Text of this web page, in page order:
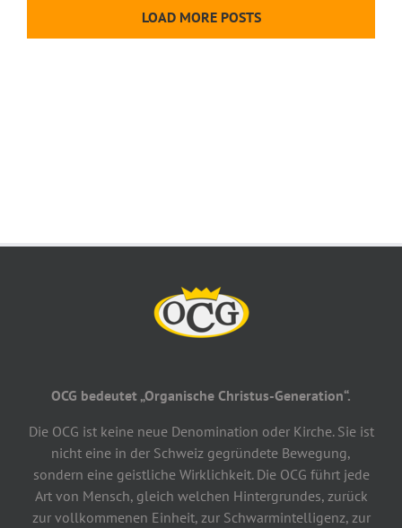
LOAD MORE POSTS
OCG bedeutet „Organische Christus-Generation“.
Die OCG ist keine neue Denomination oder Kirche. Sie ist
nicht eine in der Schweiz gegründete Bewegung,
sondern eine geistliche Wirklichkeit. Die OCG führt jede
Art von Mensch, gleich welchen Hintergrundes, zurück
zur vollkommenen Einheit, zur Schwarmintelligenz, zur